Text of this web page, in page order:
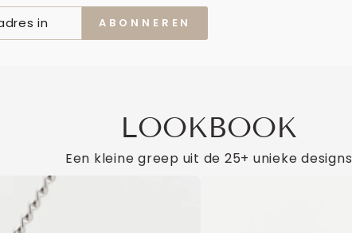
VOER
E-
ABONNEREN
ABONNEREN
LOOKBOOK
Een kleine greep uit de 25+ unieke designs